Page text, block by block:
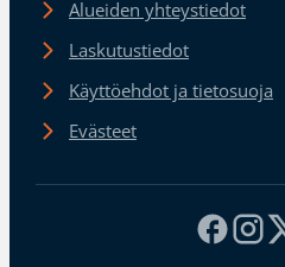
Alueiden yhteystiedot
Laskutustiedot
Käyttöehdot ja tietosuoja
Evästeet